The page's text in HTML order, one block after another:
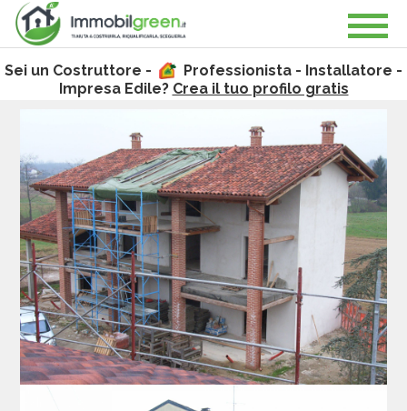
Sei un Costruttore -
Professionista - Installatore -
Impresa Edile? Crea il tuo profilo gratis